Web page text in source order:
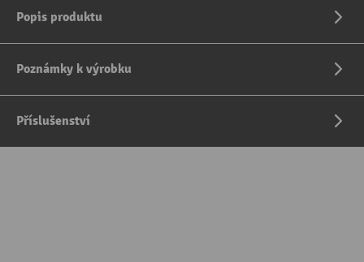
Popis produktu
Poznámky k výrobku
Příslušenství